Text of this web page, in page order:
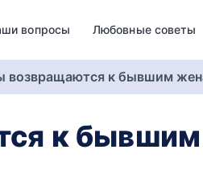
вопросы Любовные советы
возвращаются к бывшим
к